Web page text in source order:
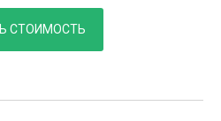
СТОИМОСТЬ